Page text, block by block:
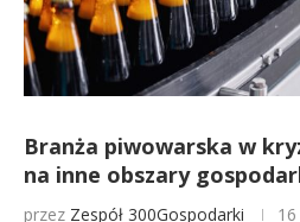
Branża piwowarska w
na inne obszary
przez Zespół 300Gospodarki